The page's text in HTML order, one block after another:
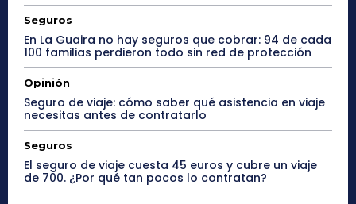
Seguros
En La Guaira no hay seguros que cobrar: 94 de cada
100 familias perdieron todo sin red de protección
Opinión
Seguro de viaje: cómo saber qué asistencia en viaje
necesitas antes de contratarlo
Seguros
El seguro de viaje cuesta 45 euros y cubre un viaje
de 700. ¿Por qué tan pocos lo contratan?